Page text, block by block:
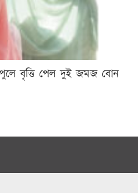
বৃত্তি পেল দুই জমজ বোন